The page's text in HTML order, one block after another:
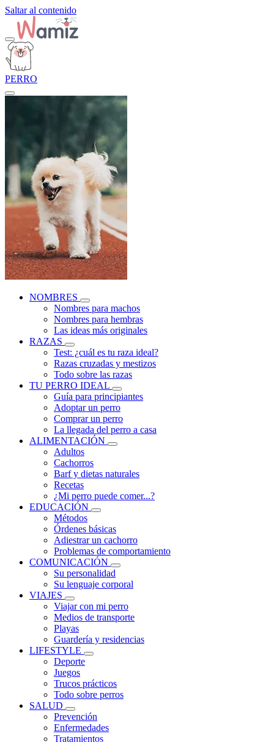
Saltar al contenido
PERRO
NOMBRES
Nombres para machos
Nombres para hembras
Las ideas más originales
RAZAS
Test: ¿cuál es tu raza ideal?
Razas cruzadas y mestizos
Todo sobre las razas
TU PERRO IDEAL
Guía para principiantes
Adoptar un perro
Comprar un perro
La llegada del perro a casa
ALIMENTACIÓN
Adultos
Cachorros
Barf y dietas naturales
Recetas
¿Mi perro puede comer...?
EDUCACIÓN
Métodos
Órdenes básicas
Adiestrar un cachorro
Problemas de comportamiento
COMUNICACIÓN
Su personalidad
Su lenguaje corporal
VIAJES
Viajar con mi perro
Medios de transporte
Playas
Guardería y residencias
LIFESTYLE
Deporte
Juegos
Trucos prácticos
Todo sobre perros
SALUD
Prevención
Enfermedades
Tratamientos